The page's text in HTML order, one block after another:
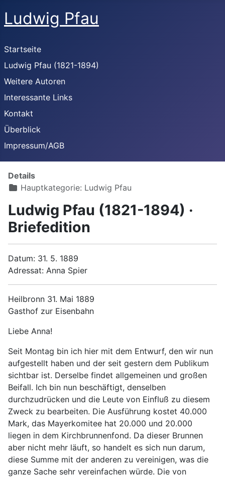
Ludwig Pfau
Startseite
Ludwig Pfau (1821-1894)
Weitere Autoren
Interessante Links
Kontakt
Überblick
Impressum/AGB
Details
Hauptkategorie: Ludwig Pfau
Ludwig Pfau (1821-1894) ·
Briefedition
Datum: 31. 5. 1889
Adressat: Anna Spier
Heilbronn 31. Mai 1889
Gasthof zur Eisenbahn
Liebe Anna!
Seit Montag bin ich hier mit dem Entwurf, den wir nun
aufgestellt haben und der seit gestern dem Publikum
sichtbar ist. Derselbe findet allgemeinen und großen
Beifall. Ich bin nun beschäftigt, denselben
durchzudrücken und die Leute von Einfluß zu diesem
Zweck zu bearbeiten. Die Ausführung kostet 40.000
Mark, das Mayerkomitee hat 20.000 und 20.000
liegen in dem Kirchbrunnenfond. Da dieser Brunnen
aber nicht mehr läuft, so handelt es sich nun darum,
diese Summe mit der anderen zu vereinigen, was die
ganze Sache sehr vereinfachen würde. Die von